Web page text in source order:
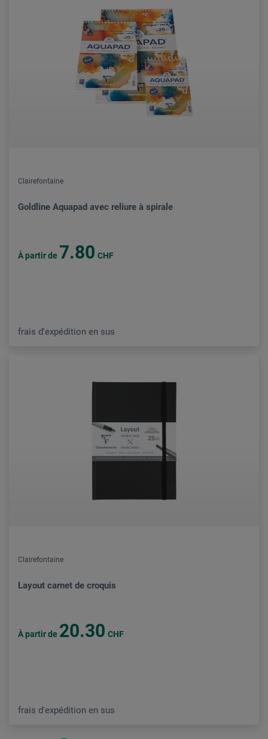
Clairefontaine
Goldline Aquapad avec reliure à spirale
À partir de 7.80 CHF
frais d'expédition en sus
Clairefontaine
Layout carnet de croquis
À partir de 20.30 CHF
frais d'expédition en sus